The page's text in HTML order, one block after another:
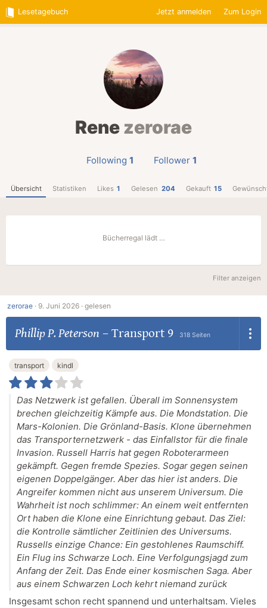
Lesetagebuch Jetzt anmelden Zum Login
Renezerorae
Following 1 Follower 1
Übersicht Statistiken Likes 1 Gelesen 204 Gekauft 15
Bücherregal lädt …
Filter anzeigen
zerorae · 9. Juni 2026 · gelesen
Phillip P. Peterson – Transport 9 318 Seiten
transport kindl
Das Netzwerk ist gefallen. Überall im Sonnensystem
brechen gleichzeitig Kämpfe aus. Die Mondstation. Die
Mars-Kolonien. Die Grönland-Basis. Klone übernehmen
das Transporternetzwerk - das Einfallstor für die finale
Invasion. Russell Harris hat gegen Roboterarmeen
gekämpft. Gegen fremde Spezies. Sogar gegen seinen
eigenen Doppelgänger. Aber das hier ist anders. Die
Angreifer kommen nicht aus unserem Universum. Die
Wahrheit ist noch schlimmer: An einem weit entfernten
Ort haben die Klone eine Einrichtung gebaut. Das Ziel:
die Kontrolle sämtlicher Zeitlinien des Universums.
Russells einzige Chance: Ein gestohlenes Raumschiff.
Ein Flug ins Schwarze Loch. Eine Verfolgungsjagd zum
Anfang der Zeit. Das Ende einer kosmischen Saga. Aber
aus einem Schwarzen Loch kehrt niemand zurück
Insgesamt schon recht spannend und unterhaltsam. Vieles